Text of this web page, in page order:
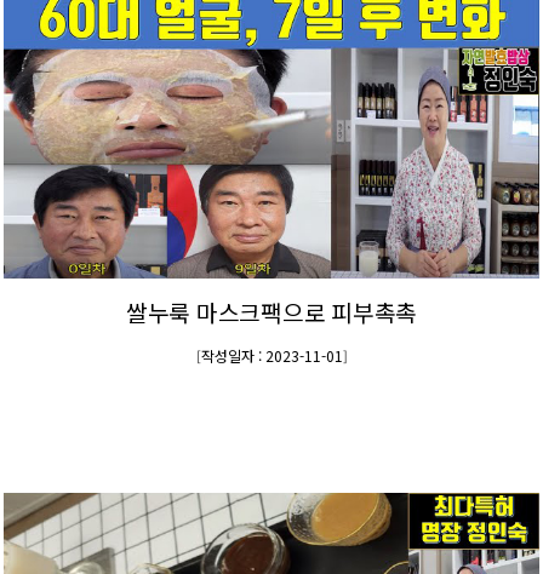
쌀누룩 마스크팩으로 피부촉촉
[작성일자 : 2023-11-01]